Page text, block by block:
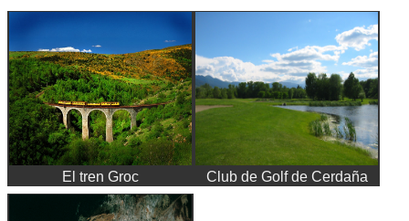
El tren Groc Club de Golf de Cerdaña